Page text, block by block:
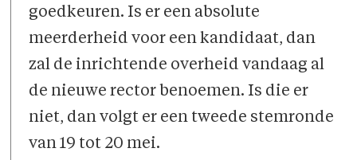
goedkeuren. Is er een absolute
meerderheid voor een kandidaat, dan
zal de inrichtende overheid vandaag al
de nieuwe rector benoemen. Is die er
niet, dan volgt er een tweede stemronde
van 19 tot 20 mei.